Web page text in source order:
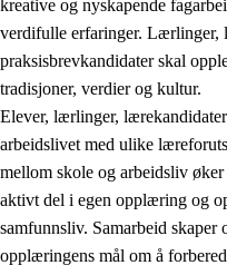
3. Prinsipper for
3.1 Et inkluderende
3.2 Undervisning og
3.3 Samarbeid mellom
kreative og nyskapende
verdifulle erfaringer. Lærlinger,
praksisbrevkandidater skal
tradisjoner, verdier og kultur.
Elever, lærlinger,
arbeidslivet med ulike
mellom skole og arbeidsliv
aktivt del i egen opplæring og
samfunnsliv. Samarbeid skaper
opplæringens mål om å